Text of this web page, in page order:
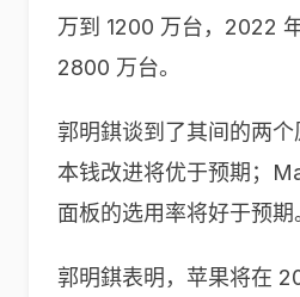
万到 1200 万台，2022
2800 万台。
郭明錤谈到了其间的两
本钱改进将优于预期；
面板的选用率将好于预期
郭明錤表明，苹果将在